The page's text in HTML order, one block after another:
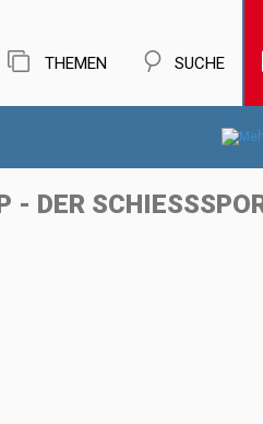
THEMEN SUCHE
- DER